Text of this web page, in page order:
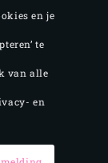
en je
te
van alle
en